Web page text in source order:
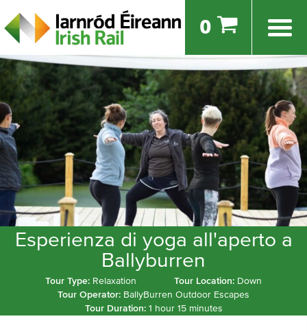
0
Esperienza di yoga all'aperto a
Ballyburren
Tour Type: Relaxation Tour Location: Down
Tour Operator: BallyBurren Outdoor Escapes
Tour Duration: 1 hour 15 minutes